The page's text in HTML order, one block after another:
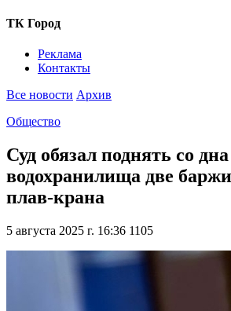
ТК Город
Реклама
Контакты
Все новости Архив
Общество
Суд обязал поднять со
водохранилища две
плав-крана
5 августа 2025 г. 16:36 1105